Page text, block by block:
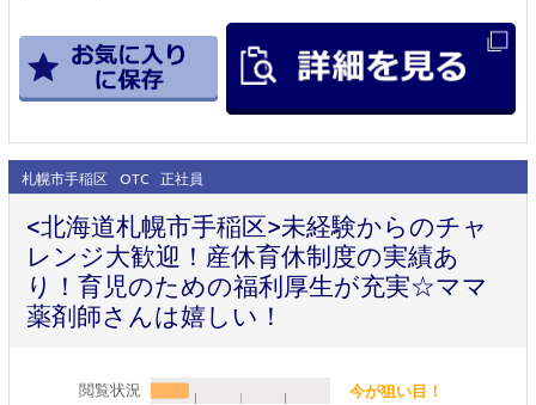
札幌市手稲区 OTC 正社員
<北海道札幌市手稲区>未経験からのチャ
レンジ大歓迎！産休育休制度の実績あ
り！育児のための福利厚生が充実☆ママ
薬剤師さんは嬉しい！
閲覧状況 今が狙い目！